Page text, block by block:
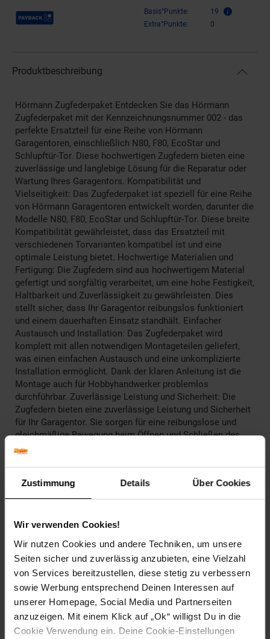
Zustimmung Details Über Cookies
Wir verwenden Cookies!
Wir nutzen Cookies und andere Techniken, um unsere
Seiten sicher und zuverlässig anzubieten, eine Vielzahl
von Services bereitzustellen, diese stetig zu verbessern
sowie Werbung entsprechend Deinen Interessen auf
unserer Homepage, Social Media und Partnerseiten
anzuzeigen. Mit einem Klick auf „Ok“ willigst Du in die
Cookie Verwendung ein. Deine Cookie-Einstellungen
Payback Punkte Basis°Punkte:
19
Extra°Punkte:
0
Produktbeschreibung
Hörmann Zugfederpaket Entdecken Sie das Hörmann
Zugfederpaket mit der Kennzeichnungsnummer 002 - das
perfekte Ersatzteil für eine Reihe von Hörmann
Garagentoren, einschließlich N80, F80, EcoStar und
Schlupftür-Tor. Diese hochwertigen Zugfedern bieten eine
zuverlässige und langlebige Lösung für die Reparatur oder
Wartung Ihres Garagentors. Kompatibilität und
Vielseitigkeit: Das Zugfederpaket ist speziell für eine Reihe
von Hörmann Garagentoren entwickelt worden, darunter die
Modelle N80, F80, EcoStar und Schlupftür-Tor. Diese breite
Kompatibilität gewährleistet, dass das Ersatzteil mit
verschiedenen Torvarianten kompatibel ist und eine
optimale Leistung bietet. Hochwertige Materialien und
Fertigung: Die Zugfedern sind aus hochwertigem Material
gefertigt und sorgfältig verarbeitet, um eine hohe Festigkeit,
Haltbarkeit und Zuverlässigkeit zu gewährleisten. Dies
stellt sicher, dass Ihr Garagentor reibungslos funktioniert
und einem dauerhaften Einsatz standhält. Einfacher
Austausch und Installation: Das Zugfederpaket wird
komplett mit allen notwendigen Montageteilen geliefert,
was einen einfachen Austausch und eine unkomplizierte
Installation ermöglicht. Dank der klaren Anleitung ist die
Montage auch für Hobbyhandwerker problemlos
durchführbar. Zuverlässige Leistung und Sicherheit: Die
Zugfedern bieten eine zuverlässige Leistung und Sicherheit
für Ihr Garagentor. Sie sorgen für eine reibungslose und
gleichmäßige Bewegung beim Öffnen und Schließen des
Tores und tragen dazu bei, Unfälle und Beschädigungen zu
und Zuverlässigkeit des Zugfederpakets verlassen. Es
wurde nach den höchsten Standards hergestellt, um eine
und Ihre Garagentorwartung zu vereinfachen. Lieferumfang
Artikelnummer: 2806900000
EAN: 4005954263637
Artikel gehört zur Kategorie:Weiteres Werkzeug